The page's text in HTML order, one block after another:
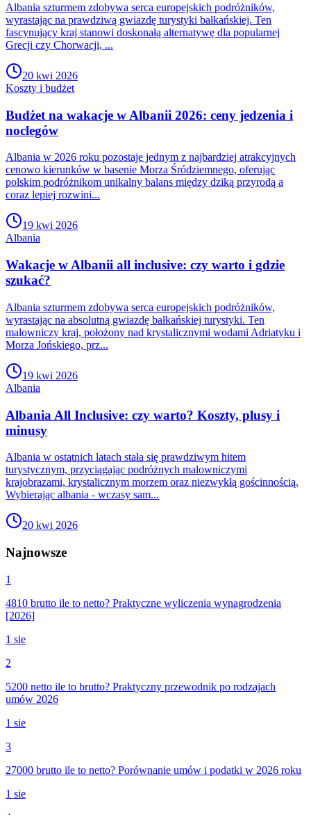
Albania szturmem zdobywa serca europejskich podróżników,
wyrastając na prawdziwą gwiazdę turystyki bałkańskiej. Ten
fascynujący kraj stanowi doskonałą alternatywę dla popularnej
Grecji czy Chorwacji, ...
20 kwi 2026
Koszty i budżet
Budżet na wakacje w Albanii 2026: ceny jedzenia i
noclegów
Albania w 2026 roku pozostaje jednym z najbardziej atrakcyjnych
cenowo kierunków w basenie Morza Śródziemnego, oferując
polskim podróżnikom unikalny balans między dziką przyrodą a
coraz lepiej rozwini...
19 kwi 2026
Albania
Wakacje w Albanii all inclusive: czy warto i gdzie
szukać?
Albania szturmem zdobywa serca europejskich podróżników,
wyrastając na absolutną gwiazdę bałkańskiej turystyki. Ten
malowniczy kraj, położony nad krystalicznymi wodami Adriatyku i
Morza Jońskiego, prz...
19 kwi 2026
Albania
Albania All Inclusive: czy warto? Koszty, plusy i
minusy
Albania w ostatnich latach stała się prawdziwym hitem
turystycznym, przyciągając podróżnych malowniczymi
krajobrazami, krystalicznym morzem oraz niezwykłą gościnnością.
Wybierając albania - wczasy sam...
20 kwi 2026
Najnowsze
1
4810 brutto ile to netto? Praktyczne wyliczenia wynagrodzenia
[2026]
1 sie
2
5200 netto ile to brutto? Praktyczny przewodnik po rodzajach
umów 2026
1 sie
3
27000 brutto ile to netto? Porównanie umów i podatki w 2026 roku
1 sie